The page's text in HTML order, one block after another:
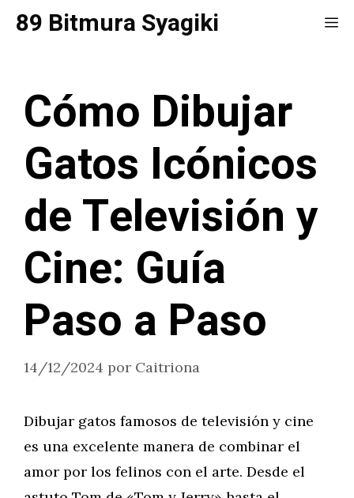
Saltar
89 Bitmura Syagiki
Cómo Dibujar
Gatos Icónicos
de Televisión y
Cine: Guía
Paso a Paso
14/12/2024 por Caitriona
Dibujar gatos famosos de televisión y cine
es una excelente manera de combinar el
amor por los felinos con el arte. Desde el